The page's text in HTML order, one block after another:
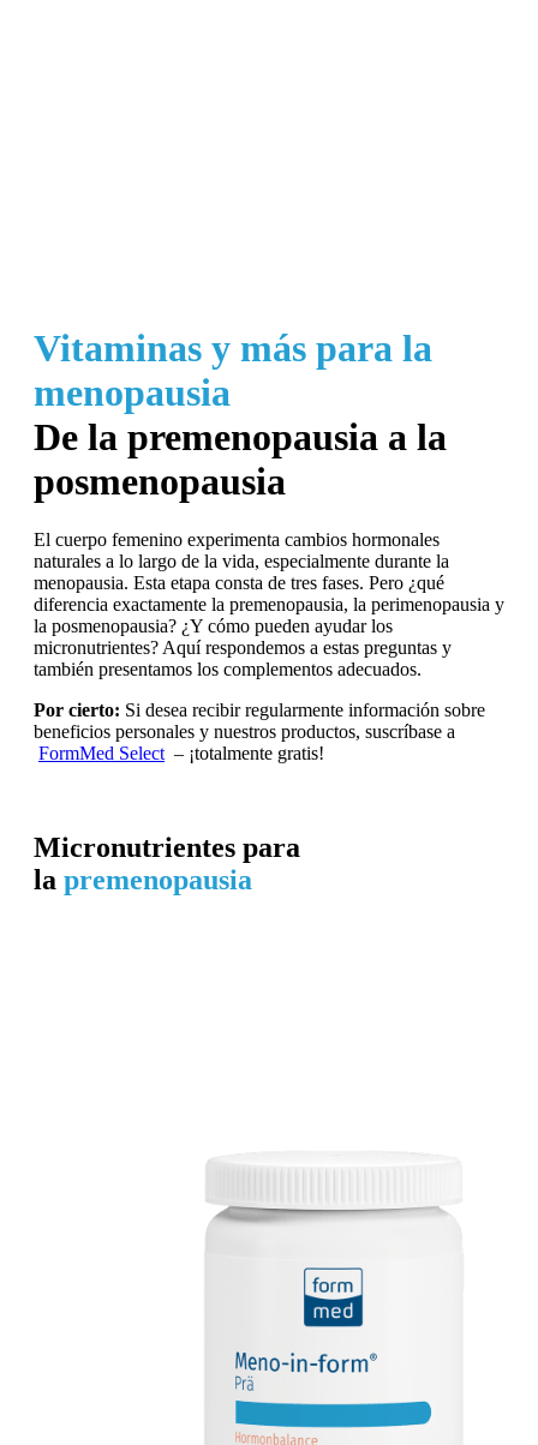
Vitaminas y más para la
menopausia
De la premenopausia a la
posmenopausia
El cuerpo femenino experimenta cambios hormonales
naturales a lo largo de la vida, especialmente durante la
menopausia. Esta etapa consta de tres fases. Pero ¿qué
diferencia exactamente la premenopausia, la perimenopausia y
la posmenopausia? ¿Y cómo pueden ayudar los
micronutrientes? Aquí respondemos a estas preguntas y
también presentamos los complementos adecuados.
Por cierto: Si desea recibir regularmente información sobre
beneficios personales y nuestros productos, suscríbase a
FormMed Select – ¡totalmente gratis!
Micronutrientes para
la premenopausia